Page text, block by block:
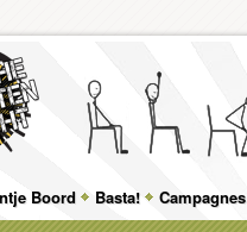
Boord Basta! Campagnes